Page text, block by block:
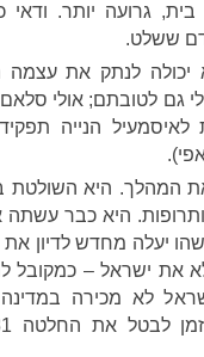
גרועה יותר.
ששלט.
לנתק את עצמה
גם לטובתם; אולי סלאם
הנייה
המהלך. היא השולטת
ותרופות. היא כבר
את ישראל – כמקובל
לא מכירה